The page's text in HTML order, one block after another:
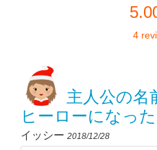
4
主人公の名
ヒーローになっ
イッシー 2018/12/28